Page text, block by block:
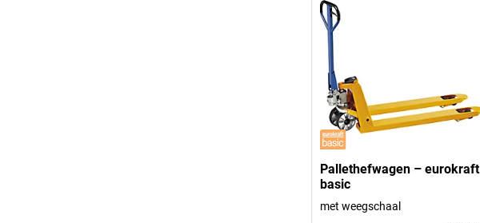
Pallethefwagen – eurokraft
basic
met weegschaal